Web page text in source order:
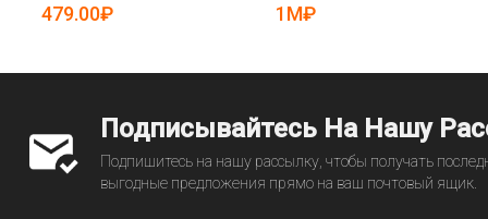
(арт. 25-19082499)
479.00₽
18080132)
1M₽
Подписывайтесь На Нашу
Подпишитесь на нашу рассылку, чтобы получать
выгодные предложения прямо на ваш почтовый ящик.